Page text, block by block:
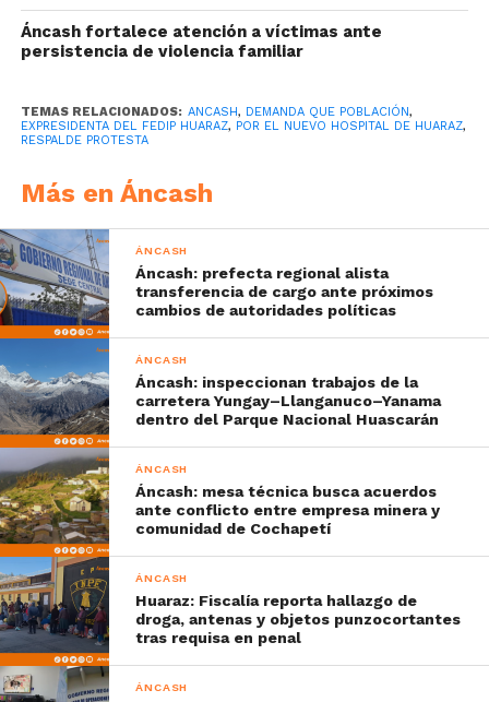
Áncash fortalece atención a víctimas ante
persistencia de violencia familiar
TEMAS RELACIONADOS: ANCASH, DEMANDA QUE POBLACIÓN,
EXPRESIDENTA DEL FEDIP HUARAZ, POR EL NUEVO HOSPITAL DE HUARAZ,
RESPALDE PROTESTA
Más en Áncash
ÁNCASH
Áncash: prefecta regional alista
transferencia de cargo ante próximos
cambios de autoridades políticas
ÁNCASH
Áncash: inspeccionan trabajos de la
carretera Yungay–Llanganuco–Yanama
dentro del Parque Nacional Huascarán
ÁNCASH
Áncash: mesa técnica busca acuerdos
ante conflicto entre empresa minera y
comunidad de Cochapetí
ÁNCASH
Huaraz: Fiscalía reporta hallazgo de
droga, antenas y objetos punzocortantes
tras requisa en penal
ÁNCASH